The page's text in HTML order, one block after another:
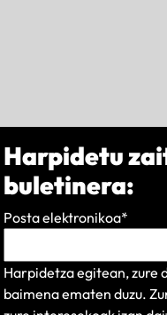
Harpidetu
buletinera:
Posta elektronikoa*
Harpidetza egitean, zure
baimena ematen duzu.